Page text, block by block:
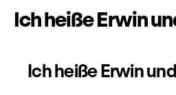
Ich heiße Erwin
Ich heiße Erwin